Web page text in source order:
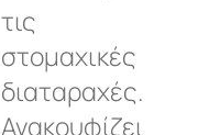
τις
στομαχικές
διαταραχές.
Ανακουφίζει